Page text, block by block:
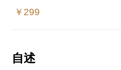
未来的就业期待进行深入
￥299
自述